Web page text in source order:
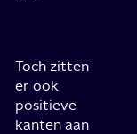
Toch zitten
er ook
positieve
kanten aan